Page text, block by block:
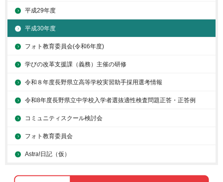
平成29年度
平成30年度
フォト教育委員会(令和6年度)
学びの改革支援課（義務）主催の研修
令和８年度長野県立高等学校実習助手採用選考情報
令和8年度長野県立中学校入学者選抜適性検査問題正答・正答例
コミュニティスクール検討会
フォト教育委員会
Astra!日記（仮）